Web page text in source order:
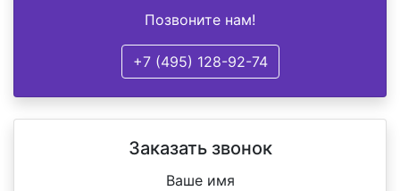
Позвоните нам!
+7 (495) 128-92-74
Заказать звонок
Ваше имя